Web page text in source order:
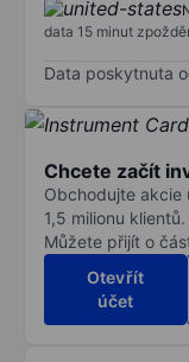
data 15 minut
Data poskytnuta
Chcete začít
Obchodujte akcie
1,5 milionu
Můžete přijít o
Otevřít
účet